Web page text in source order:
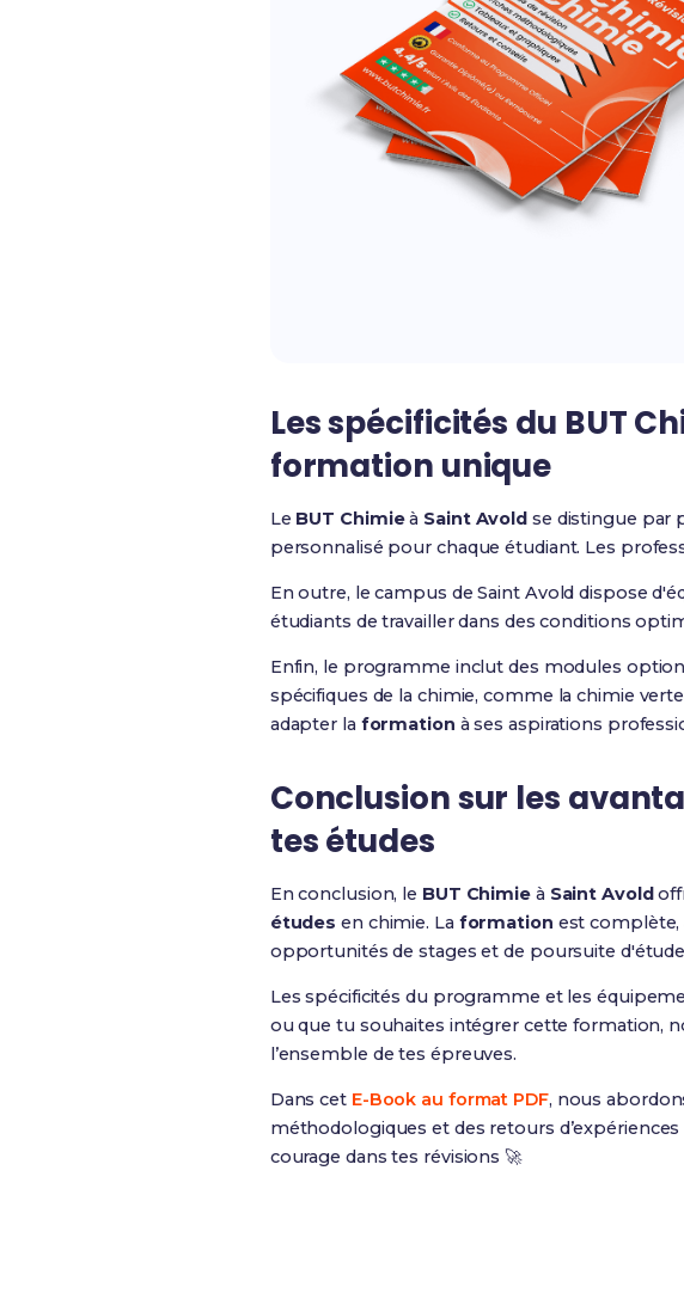
Les spécificités du BUT
formation unique
Le BUT Chimieà Saint Avold se distingue par
personnalisé pour chaque étudiant. Les
En outre, le campus de Saint Avold dispose
étudiants de travailler dans des conditions
Enfin, le programme inclut des modules
spécifiques de la chimie, comme la chimie
adapter la formation à ses aspirations
Conclusion sur les
tes études
En conclusion, le BUT Chimieà Saint Avold
études en chimie. La formation est complète,
opportunités de stages et de poursuite
Les spécificités du programme et les
ou que tu souhaites intégrer cette formation,
l’ensemble de tes épreuves.
Dans cet E-Book au format PDF, nous
méthodologiques et des retours
courage dans tes révisions 🚀